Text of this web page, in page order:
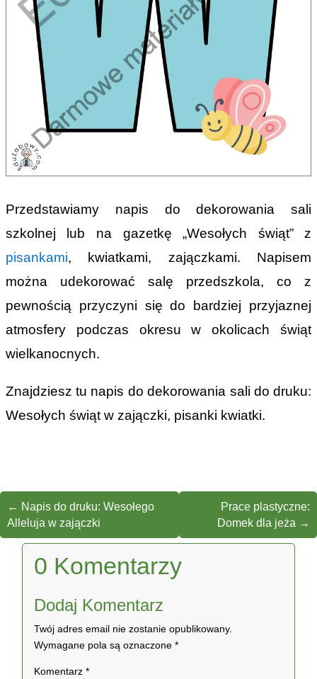
Przedstawiamy napis do dekorowania sali
szkolnej lub na gazetkę „Wesołych świąt” z
pisankami, kwiatkami, zajączkami. Napisem
można udekorować salę przedszkola, co z
pewnością przyczyni się do bardziej przyjaznej
atmosfery podczas okresu w okolicach świąt
wielkanocnych.
Znajdziesz tu napis do dekorowania sali do druku:
Wesołych świąt w zajączki, pisanki kwiatki.
← Napis do druku: Wesołego
Alleluja w zajączki
Prace plastyczne:
Domek dla jeża →
0 Komentarzy
Dodaj Komentarz
Twój adres email nie zostanie opublikowany.
Wymagane pola są oznaczone*
Komentarz*